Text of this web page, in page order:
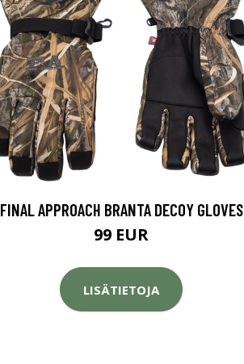
FINAL APPROACH BRANTA DECOY GLOVES
99 EUR
LISÄTIETOJA